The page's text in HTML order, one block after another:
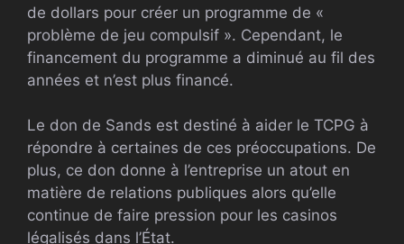
de dollars pour créer un programme de «
problème de jeu compulsif ». Cependant, le
financement du programme a diminué au fil des
années et n’est plus financé.
Le don de Sands est destiné à aider le TCPG à
répondre à certaines de ces préoccupations. De
plus, ce don donne à l’entreprise un atout en
matière de relations publiques alors qu’elle
continue de faire pression pour les casinos
légalisés dans l’État.